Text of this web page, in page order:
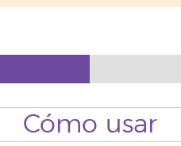
Cómo usar